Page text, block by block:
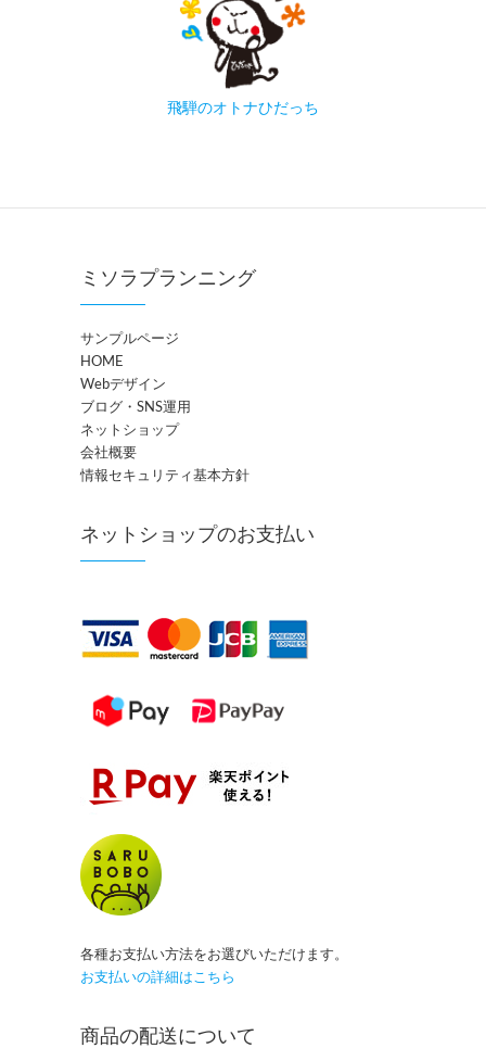
飛騨のオトナひだっち
ミソラプランニング
サンプルページ
HOME
Webデザイン
ブログ・SNS運用
ネットショップ
会社概要
情報セキュリティ基本方針
ネットショップのお支払い
各種お支払い方法をお選びいただけます。
お支払いの詳細はこちら
商品の配送について